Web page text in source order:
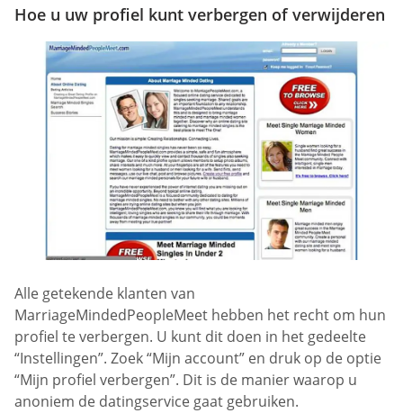
Hoe u uw profiel kunt verbergen of verwijderen
Alle getekende klanten van
MarriageMindedPeopleMeet hebben het recht om hun
profiel te verbergen. U kunt dit doen in het gedeelte
“Instellingen”. Zoek “Mijn account” en druk op de optie
“Mijn profiel verbergen”. Dit is de manier waarop u
anoniem de datingservice gaat gebruiken.